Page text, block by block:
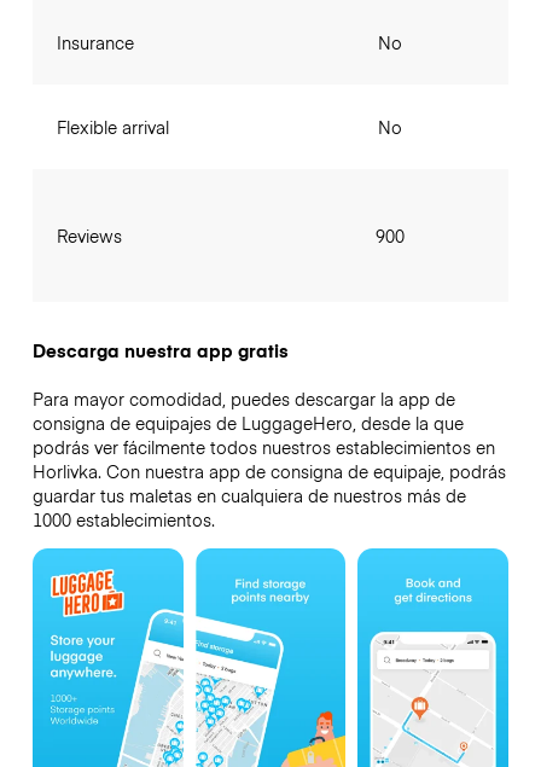
Insurance
Flexible arrival
Reviews
No
No
900
Descarga nuestra app gratis
Para mayor comodidad, puedes descargar la app de
consigna de equipajes de LuggageHero, desde la que
podrás ver fácilmente todos nuestros establecimientos en
Horlivka. Con nuestra app de consigna de equipaje, podrás
guardar tus maletas en cualquiera de nuestros más de
1000 establecimientos.